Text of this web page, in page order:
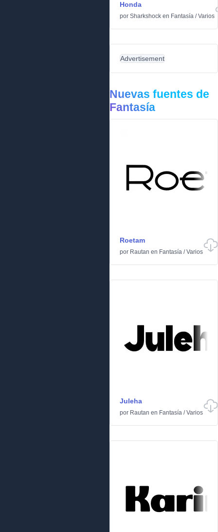
Honda
por Sharkshock en Fantasía /Varios
Advertisement
Nuevas fuentes de
Fantasía
Roetam
por Rautan en Fantasía /Varios
Juleha
por Rautan en Fantasía /Varios